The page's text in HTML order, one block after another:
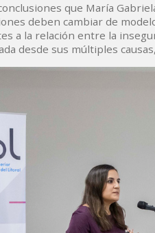
que María
deben cambiar de
a la relación entre la
desde sus múltiples